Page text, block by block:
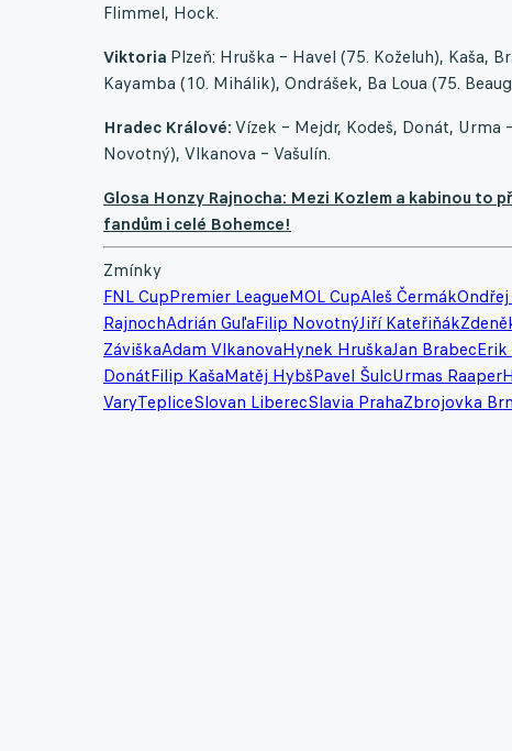
Flimmel, Hock.
Viktoria Plzeň: Hruška – Havel (75. Koželuh), Kaša,
Kayamba (10. Mihálik), Ondrášek, Ba Loua (75.
Hradec Králové: Vízek – Mejdr, Kodeš, Donát, Urma
Novotný), Vlkanova – Vašulín.
Glosa Honzy Rajnocha: Mezi Kozlem a kabinou to
fandům i celé Bohemce!
Zmínky
FNL CupPremier LeagueMOL CupAleš Čermák
RajnochAdrián GuľaFilip NovotnýJiří Kateřiňák
ZáviškaAdam VlkanovaHynek HruškaJan BrabecErik
DonátFilip KašaMatěj HybšPavel ŠulcUrmas Raaper
VaryTepliceSlovan LiberecSlavia PrahaZbrojovka